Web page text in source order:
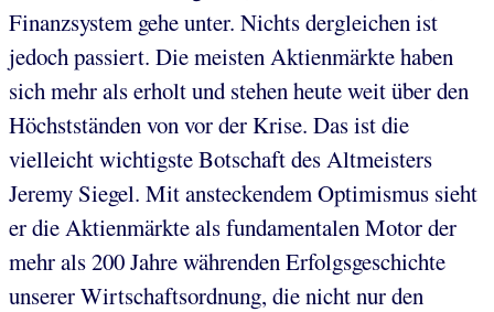
Finanzsystem gehe unter. Nichts dergleichen ist
jedoch passiert. Die meisten Aktienmärkte haben
sich mehr als erholt und stehen heute weit über den
Höchstständen von vor der Krise. Das ist die
vielleicht wichtigste Botschaft des Altmeisters
Jeremy Siegel. Mit ansteckendem Optimismus sieht
er die Aktienmärkte als fundamentalen Motor der
mehr als 200 Jahre währenden Erfolgsgeschichte
unserer Wirtschaftsordnung, die nicht nur den